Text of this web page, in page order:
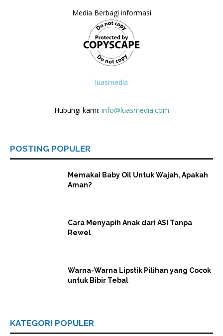
Media Berbagi informasi
luasmedia
Hubungi kami: info@luasmedia.com
POSTING POPULER
Memakai Baby Oil Untuk Wajah, Apakah
Aman?
Cara Menyapih Anak dari ASI Tanpa
Rewel
Warna-Warna Lipstik Pilihan yang Cocok
untuk Bibir Tebal
KATEGORI POPULER